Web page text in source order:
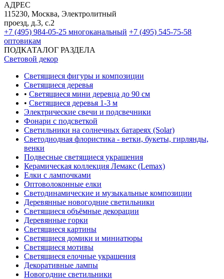
АДРЕС
115230, Москва, Электролитный
проезд, д.3, с.2
+7 (495) 984-05-25 многоканальный +7 (495) 545-75-58
оптовикам
ПОДКАТАЛОГ РАЗДЕЛА
Световой декор
Светящиеся фигуры и композиции
Светящиеся деревья
• Светящиеся мини деревца до 90 см
• Светящиеся деревья 1-3 м
Электрические свечи и подсвечники
Фонари с подсветкой
Светильники на солнечных батареях (Solar)
Светодиодная флористика - ветки, букеты, гирлянды,
венки
Подвесные светящиеся украшения
Керамическая коллекция Лемакс (Lemax)
Елки с лампочками
Оптоволоконные елки
Светодинамические и музыкальные композиции
Деревянные новогодние светильники
Светящиеся объёмные декорации
Деревянные горки
Светящиеся картины
Светящиеся домики и миниатюры
Светящиеся мотивы
Светящиеся елочные украшения
Декоративные лампы
Новогодние светильники